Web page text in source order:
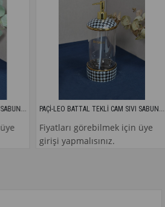
PAÇİ-LEO BATTAL TEKLİ CAM SIVI SABUNLUK
Fiyatları görebilmek için üye
girişi yapmalısınız.